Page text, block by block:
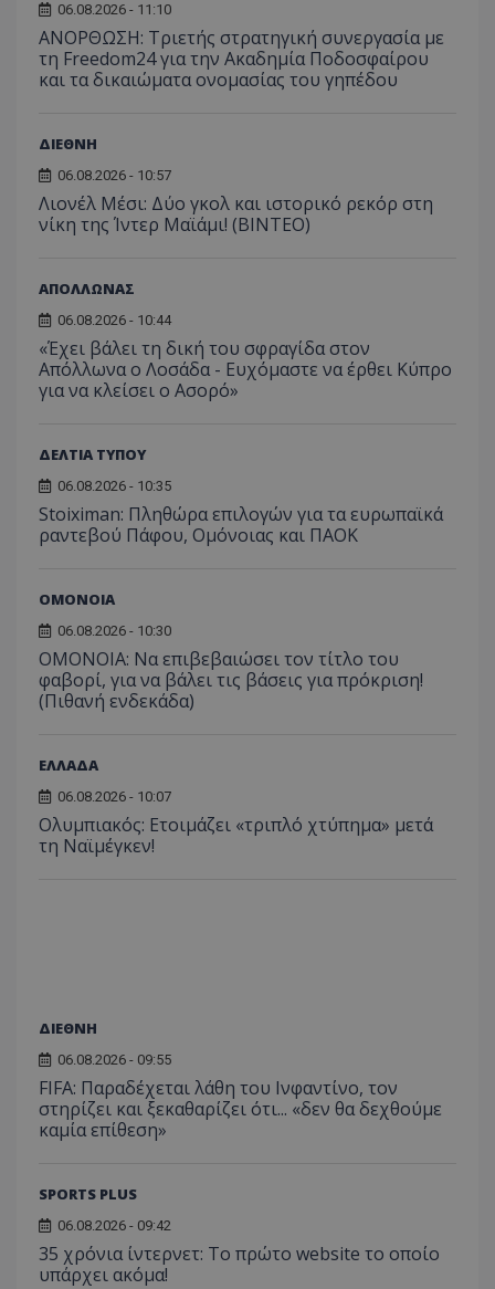
06.08.2026 - 11:10
ΑΝΟΡΘΩΣΗ: Τριετής στρατηγική συνεργασία με
τη Freedom24 για την Ακαδημία Ποδοσφαίρου
και τα δικαιώματα ονομασίας του γηπέδου
ΔΙΕΘΝΗ
06.08.2026 - 10:57
Λιονέλ Μέσι: Δύο γκολ και ιστορικό ρεκόρ στη
νίκη της Ίντερ Μαϊάμι! (ΒΙΝΤΕΟ)
ΑΠΟΛΛΩΝΑΣ
06.08.2026 - 10:44
«Έχει βάλει τη δική του σφραγίδα στον
Απόλλωνα ο Λοσάδα - Ευχόμαστε να έρθει Κύπρο
για να κλείσει ο Ασορό»
ΔΕΛΤΙΑ ΤΥΠΟΥ
06.08.2026 - 10:35
Stoiximan: Πληθώρα επιλογών για τα ευρωπαϊκά
ραντεβού Πάφου, Ομόνοιας και ΠΑΟΚ
ΟΜΟΝΟΙΑ
06.08.2026 - 10:30
ΟΜΟΝΟΙΑ: Να επιβεβαιώσει τον τίτλο του
φαβορί, για να βάλει τις βάσεις για πρόκριση!
(Πιθανή ενδεκάδα)
ΕΛΛΑΔΑ
06.08.2026 - 10:07
Ολυμπιακός: Ετοιμάζει «τριπλό χτύπημα» μετά
τη Ναϊμέγκεν!
ΔΙΕΘΝΗ
06.08.2026 - 09:55
FIFA: Παραδέχεται λάθη του Ινφαντίνο, τον
στηρίζει και ξεκαθαρίζει ότι... «δεν θα δεχθούμε
καμία επίθεση»
SPORTS PLUS
06.08.2026 - 09:42
35 χρόνια ίντερνετ: Το πρώτο website το οποίο
υπάρχει ακόμα!